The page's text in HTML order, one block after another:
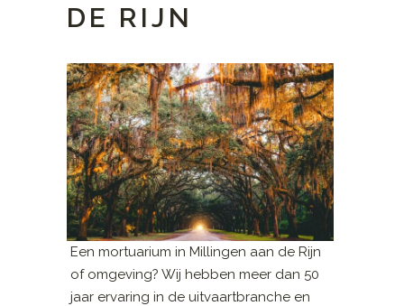
DE RIJN
Een mortuarium in Millingen aan de Rijn
of omgeving? Wij hebben meer dan 50
jaar ervaring in de uitvaartbranche en